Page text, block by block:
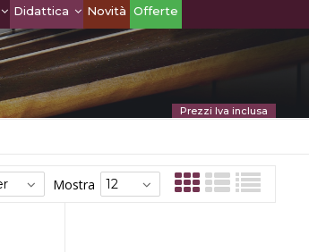
Didattica Novità Offerte
Prezzi Iva inclusa
Mostra